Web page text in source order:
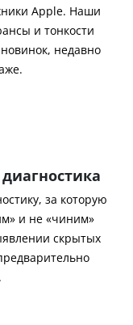
Apple. Наши
и тонкости
недавно
за которую
и не «чиним»
скрытых